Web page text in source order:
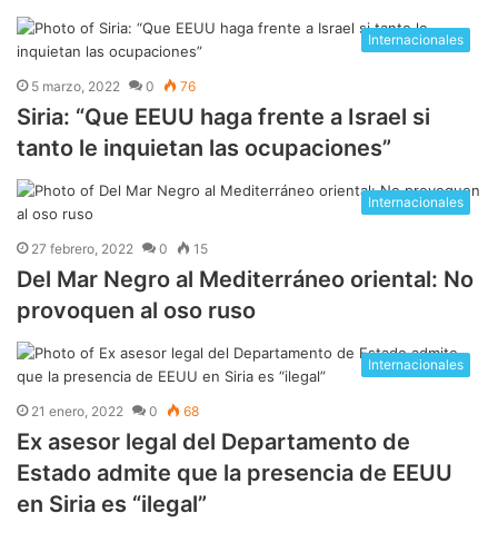
Internacionales
5 marzo, 2022 0 76
Siria: “Que EEUU haga frente a Israel si
tanto le inquietan las ocupaciones”
Internacionales
27 febrero, 2022 0 15
Del Mar Negro al Mediterráneo oriental: No
provoquen al oso ruso
Internacionales
21 enero, 2022 0 68
Ex asesor legal del Departamento de
Estado admite que la presencia de EEUU
en Siria es “ilegal”